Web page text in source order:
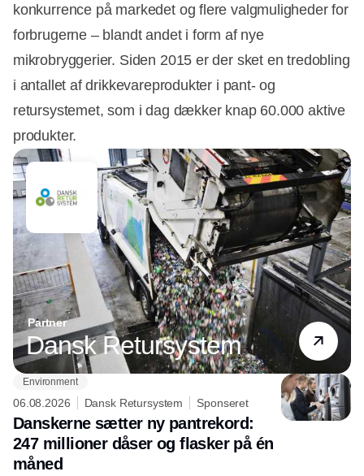
konkurrence på markedet og flere valgmuligheder for
forbrugerne – blandt andet i form af nye
mikrobryggerier. Siden 2015 er der sket en tredobling
i antallet af drikkevareprodukter i pant- og
retursystemet, som i dag dækker knap 60.000 aktive
produkter.
Partner
Dansk Retursystem
Environment
06.08.2026 Dansk Retursystem Sponseret
Danskerne sætter ny pantrekord:
247 millioner dåser og flasker på én
måned